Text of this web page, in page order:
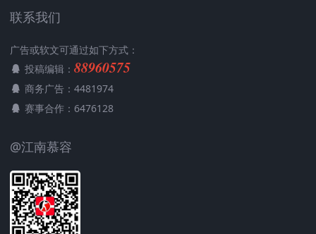
联系我们
广告或软文可通过如下方式：
投稿编辑： 88960575
商务广告：4481974
赛事合作：6476128
@江南慕容